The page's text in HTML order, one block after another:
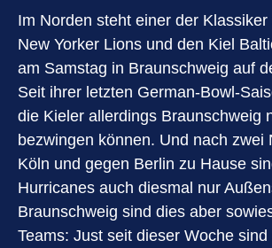
Im Norden steht einer der
New Yorker Lions und den Kiel
am Samstag in Braunschweig auf
Seit ihrer letzten German-Bowl-
die Kieler allerdings Braunschweig
bezwingen können. Und nach zwei
Köln und gegen Berlin zu Hause
Hurricanes auch diesmal nur
Braunschweig sind dies aber
Teams: Just seit dieser Woche